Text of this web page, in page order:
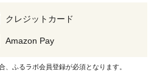
クレジットカード
Amazon Pay
、ふるラボ会員登録が必須となります。